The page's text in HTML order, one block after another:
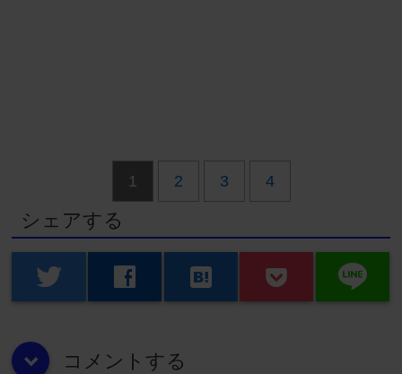
1 2 3 4
シェアする
twitter facebook hatenabookmark line
down コメントする